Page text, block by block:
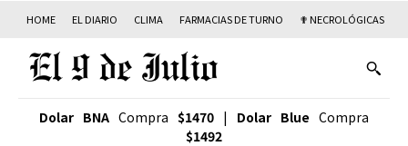
HOME EL DIARIO CLIMA FARMACIAS DE TURNO ✟ NECROLÓGICAS
Dolar BNA Compra $1470 | Dolar Blue Compra
$1492